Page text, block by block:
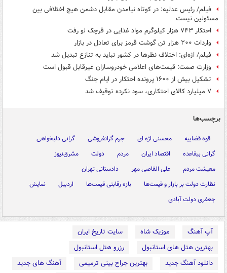
فیلم/ رئیس عدلیه: در کوتاه نیامدن مقابل دشمن هیچ اختلافی بین
مسئولین نیست
احتکار ۷۴۳ هزار کیلوگرم مواد غذایی در قرچک لو رفت
واردات ۲۰۰ هزار تن گوشت قرمز برای تعادل در بازار
فیلم/ اژه‌ای: اختلاف نظرها در کشور نباید به تنازع تبدیل شد
وزارت صمت: قیمت‌های اعلامی خودروسازان غیرقابل قبول است
تشکیل بیش از ۱۶۰۰ پرونده احتکار در ایام جنگ
۷ میلیارد کالای احتکاری، سود نکرده توقیف شد
برچسب‌ها
قوه قضاییه محسنی اژه ای جرم گرانفروشی
گرانی دلبخواهی
گرانی بیقاعده
اقتصاد ایران مردم دولت
مشرق‌نیوز
معیشت مردم
علی القاصی مهر
دادستانی تهران
نظارت دولت بر بازار و قیمت‌ها
بازه رقابتی قیمت‌ها اردبیل
نمایش
جعفری دولت آبادی
آپ آهنگ موزیک شاه
سایت تاریخ ایران
بهترین هتل های استانبول
رزرو هتل استانبول
دانلود آهنگ جدید
بهترین جراح بینی ترمیمی
آهنگ های جدید